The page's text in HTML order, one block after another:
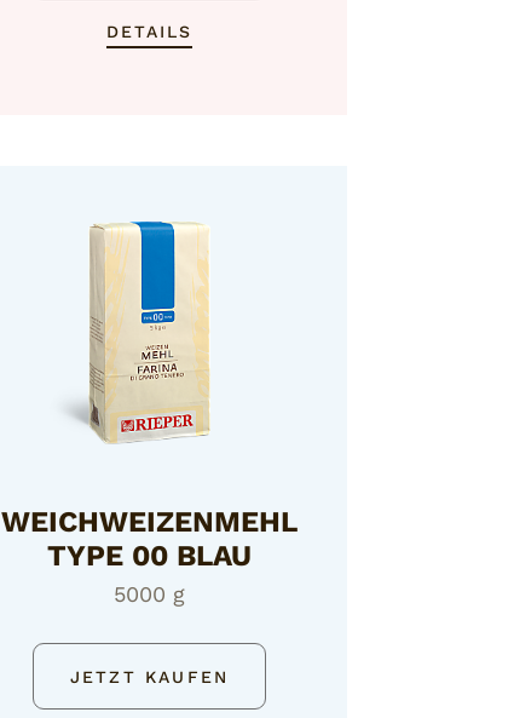
DETAILS
WEICHWEIZENMEHL
TYPE 00 BLAU
5000 g
JETZT KAUFEN